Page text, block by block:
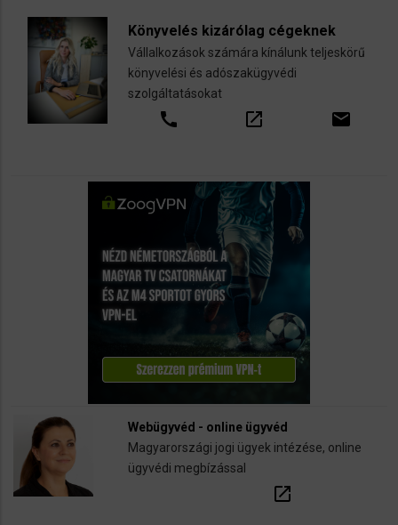
Könyvelés kizárólag cégeknek
Vállalkozások számára kínálunk teljeskörű
könyvelési és adószakügyvédi
szolgáltatásokat
call open_in_new email
Webügyvéd - online ügyvéd
Magyarországi jogi ügyek intézése, online
ügyvédi megbízással
open_in_new